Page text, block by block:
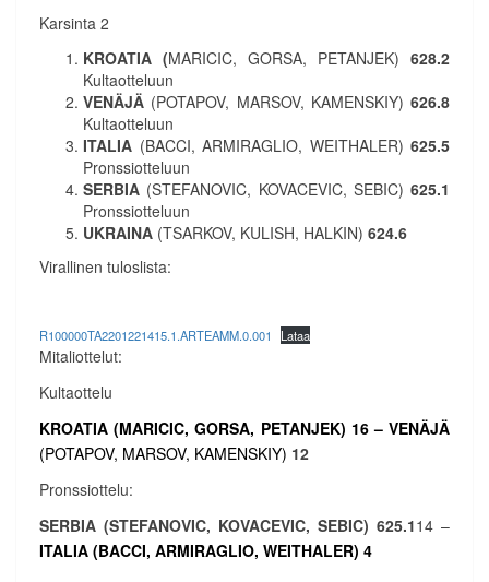
Karsinta 2
KROATIA (MARICIC, GORSA, PETANJEK) 628.2
Kultaotteluun
VENÄJÄ (POTAPOV, MARSOV, KAMENSKIY) 626.8
Kultaotteluun
ITALIA (BACCI, ARMIRAGLIO, WEITHALER) 625.5
Pronssiotteluun
SERBIA (STEFANOVIC, KOVACEVIC, SEBIC) 625.1
Pronssiotteluun
UKRAINA (TSARKOV, KULISH, HALKIN) 624.6
Virallinen tuloslista:
R100000TA2201221415.1.ARTEAMM.0.001 Lataa
Mitaliottelut:
Kultaottelu
KROATIA(MARICIC, GORSA, PETANJEK) 16 –VENÄJÄ
(POTAPOV, MARSOV, KAMENSKIY) 12
Pronssiottelu:
SERBIA (STEFANOVIC, KOVACEVIC, SEBIC) 625.114 –
ITALIA (BACCI, ARMIRAGLIO, WEITHALER) 4